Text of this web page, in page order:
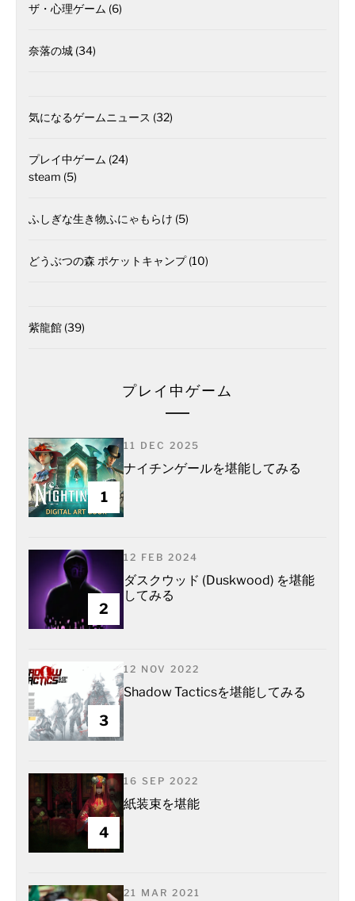
ザ・心理ゲーム (6)
奈落の城 (34)
気になるゲームニュース (32)
プレイ中ゲーム (24)
steam (5)
ふしぎな生き物ふにゃもらけ (5)
どうぶつの森 ポケットキャンプ(10)
紫龍館 (39)
プレイ中ゲーム
1
11 DEC 2025
ナイチンゲールを堪能してみる
2
12 FEB 2024
ダスクウッド (Duskwood) を堪能
してみる
3
12 NOV 2022
Shadow Tacticsを堪能してみる
4
16 SEP 2022
紙装束を堪能
21 MAR 2021